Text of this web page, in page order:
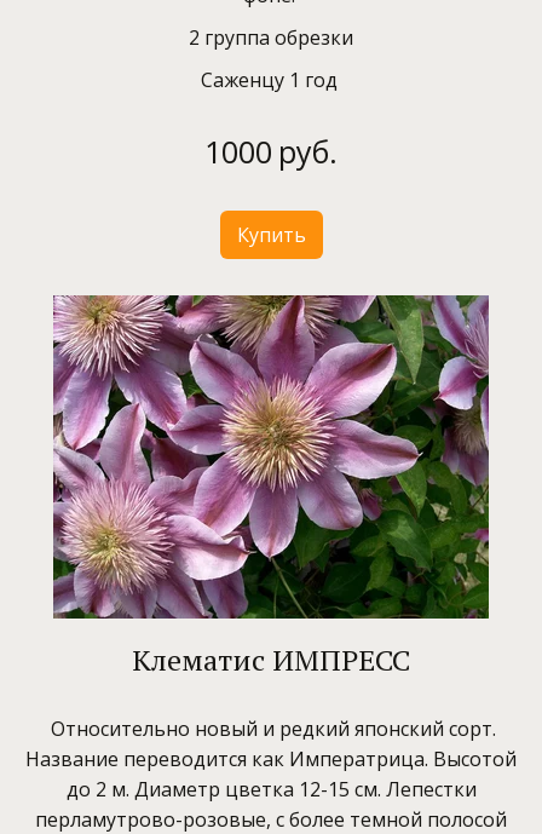
2 группа обрезки
Саженцу 1 год
1000 руб.
Купить
Клематис ИМПРЕСС
Относительно новый и редкий японский сорт.
Название переводится как Императрица. Высотой
до 2 м. Диаметр цветка 12-15 см. Лепестки
перламутрово-розовые, с более темной полосой